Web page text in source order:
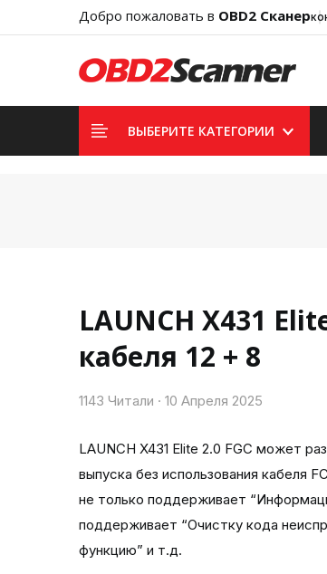
Добро пожаловать в OBD2 Сканер
ВЫБЕРИТЕ КАТЕГОРИИ
LAUNCH X431
кабеля 12 + 8
1143 Читали · 10 Апреля 2025
LAUNCH X431 Elite 2.0 FGC может
выпуска без использования кабеля
не только поддерживает
поддерживает “Очистку кода
функцию” и т.д.